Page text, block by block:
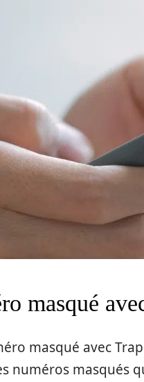
masqué
masqué avec
numéros masqués